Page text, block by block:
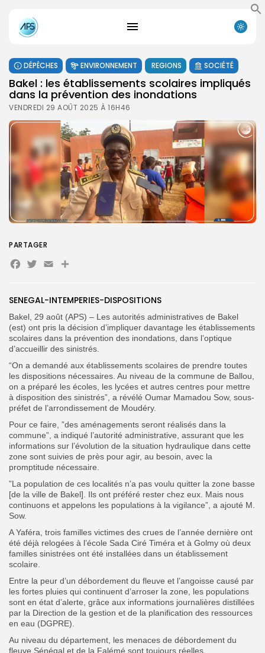
for:
Button
FR
DÉPÊCHES ENVIRONNEMENT REGIONS SOCIÉTÉ
Bakel : les établissements scolaires impliqués
dans la prévention des inondations
VENDREDI 29 AOÛT 2025 À 16H46
SENEGAL-INTEMPERIES-DISPOSITIONS
Bakel, 29 août (APS) – Les autorités administratives de Bakel
(est) ont pris la décision d’impliquer davantage les établissements
scolaires dans la prévention des inondations, dans l’optique
d’accueillir des sinistrés.
“On a demandé aux établissements scolaires de prendre toutes
les dispositions nécessaires. Au niveau de la commune de Ballou,
on a préparé les écoles, les lycées et autres centres pour mettre
à disposition des sinistrés”, a révélé Oumar Mamadou Sow, sous-
préfet de l’arrondissement de Moudéry.
Pour ce faire, ”des aménagements seront réalisés dans la
commune”, a indiqué l’autorité administrative, assurant que les
informations sur l’évolution de la situation hydraulique dans cette
zone sont suivies de près pour agir, au besoin, avec la
promptitude nécessaire.
‎”La population de ces localités n’a pas voulu quitter la zone basse
[de la ville de Bakel]. Ils ont préféré rester chez eux. Mais nous
continuons et appelons les populations à la vigilance”, a ajouté M.
Sow.
A Yaféra, trois familles victimes des crues de l’année dernière ont
été déjà relogées à l’école Sada Ciré Timéra et à Golmy où deux
familles sinistrées ont été installées dans un établissement
scolaire.
Entre la peur d’un débordement du fleuve et l’angoisse causé par
les fortes pluies qui continuent d’arroser la zone, les populations
sont en état d’alerte, grâce aux informations journalières distillées
par la Direction de la gestion et de la planification des ressources
en eau (DGPRE).
Au niveau du département, les menaces de débordement du
fleuve Sénégal et de la Falémé sont toujours réelles.
PARTAGER
Facebook
Twitter
EmailPartager